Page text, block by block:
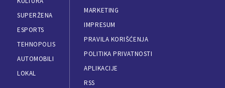
SUPERŽENA
ESPORTS
TEHNOPOLIS
AUTOMOBILI
LOKAL
MARKETING
IMPRESUM
PRAVILA KORIŠĆENJA
POLITIKA PRIVATNOSTI
APLIKACIJE
RSS